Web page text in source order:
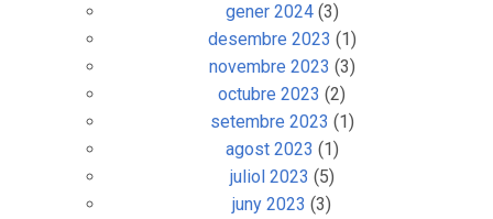
gener 2024(3)
desembre 2023 (1)
novembre 2023 (3)
octubre 2023 (2)
setembre 2023 (1)
agost 2023 (1)
juliol 2023 (5)
juny 2023 (3)